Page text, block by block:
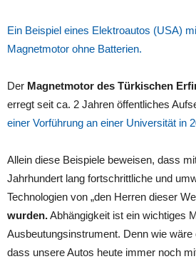
Ein Beispiel eines Elektroautos (USA)
Magnetmotor ohne Batterien.
Der Magnetmotor des Türkischen
erregt seit ca. 2 Jahren öffentliches
einer Vorführung an einer Universität in
Allein diese Beispiele beweisen, dass
Jahrhundert lang fortschrittliche und
Technologien von „den Herren dieser
wurden.Abhängigkeit ist ein wichtiges
Ausbeutungsinstrument. Denn wie
dass unsere Autos heute immer noch